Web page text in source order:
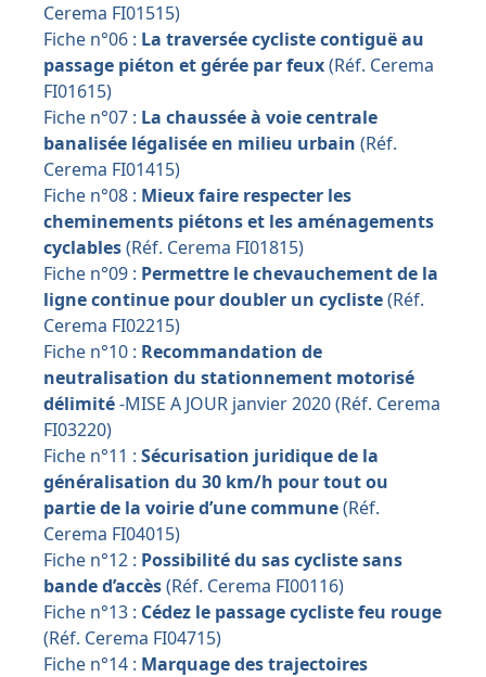
Cerema FI01515)
Fiche n°06 : La traversée cycliste contiguë au
passage piéton et gérée par feux(Réf. Cerema
FI01615)
Fiche n°07 : La chaussée à voie centrale
banalisée légalisée en milieu urbain (Réf.
Cerema FI01415)
Fiche n°08 : Mieux faire respecter les
cheminements piétons et les aménagements
cyclables(Réf. Cerema FI01815)
Fiche n°09 : Permettre le chevauchement de la
ligne continue pour doubler un cycliste(Réf.
Cerema FI02215)
Fiche n°10 : Recommandation de
neutralisation du stationnement motorisé
délimité-MISE A JOUR janvier 2020 (Réf. Cerema
FI03220)
Fiche n°11 : Sécurisation juridique de la
généralisation du 30 km/h pour tout ou
partie de la voirie d’une commune(Réf.
Cerema FI04015)
Fiche n°12 : Possibilité du sas cycliste sans
bande d’accès(Réf. Cerema FI00116)
Fiche n°13 : Cédez le passage cycliste feu rouge
(Réf. Cerema FI04715)
Fiche n°14 : Marquage des trajectoires